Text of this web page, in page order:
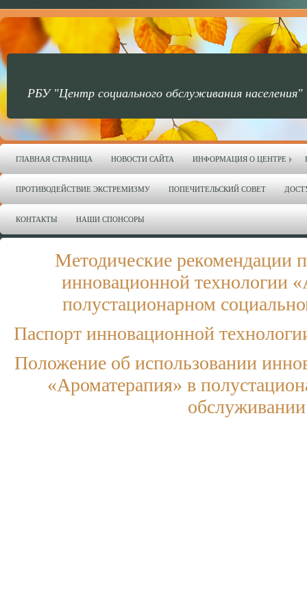
РБУ "Центр социального обслуживания населения"
ГЛАВНАЯ СТРАНИЦА НОВОСТИ САЙТА ИНФОРМАЦИЯ О ЦЕНТРЕ
ПРОТИВОДЕЙСТВИЕ ЭКСТРЕМИЗМУ ПОПЕЧИТЕЛЬСКИЙ СОВЕТ
КОНТАКТЫ НАШИ СПОНСОРЫ
Методические рекомендации
инновационной технологии
полустационарном
Паспорт инновационной
Положение об использовании
«Ароматерапия» в
обслуживании